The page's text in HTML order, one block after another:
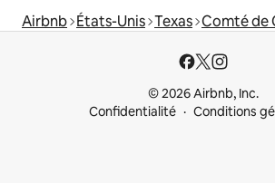
Airbnb États-Unis Texas Comté de
© 2026 Airbnb, Inc.
Confidentialité
Conditions